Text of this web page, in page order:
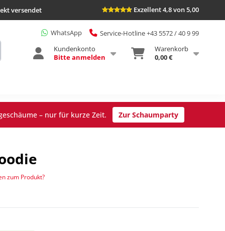
versendet Exzellent 4,8 von 5,00
WhatsApp
Service-Hotline +43 5572 / 40 9 99
Kundenkonto
Bitte anmelden
Warenkorb
0,00 €
– nur für kurze Zeit. Zur Schaumparty
zum Produkt?